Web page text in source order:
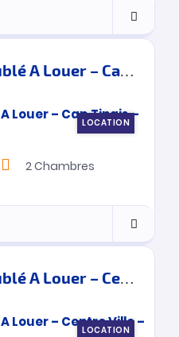
Appartement Meublé A Louer – Cap Tingis – Tanger
LOCATION
2Chambres
Appartement Meublé A Louer – Centre Ville – Tanger
LOCATION